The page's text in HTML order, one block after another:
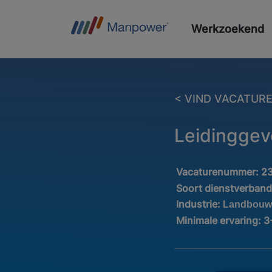
Werkzoekend
< VIND
Vacaturenummer:
Soort
Industrie:
Minimale ervaring: